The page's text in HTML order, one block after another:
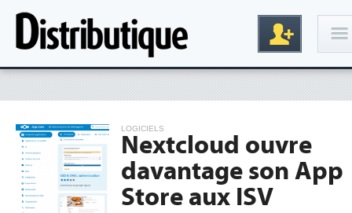
LOGICIELS
Nextcloud ouvre
davantage son App
Store aux ISV